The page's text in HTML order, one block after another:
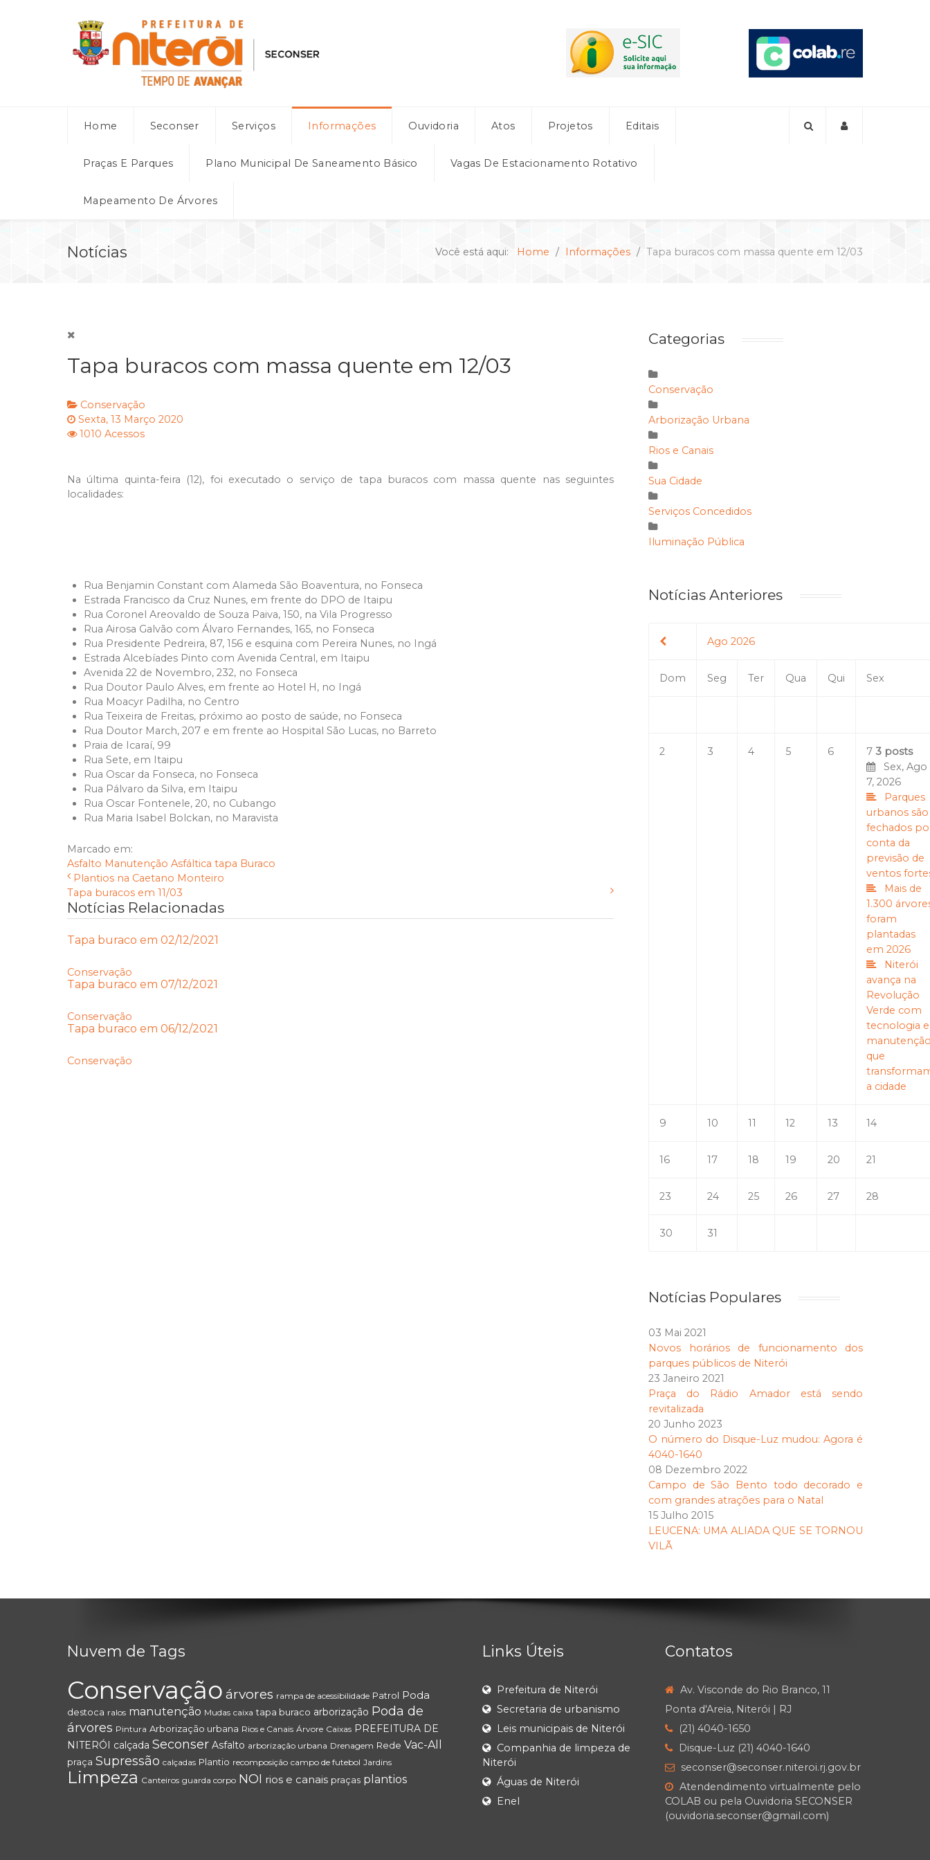
Home Seconser Serviços Informações Ouvidoria Atos Projetos Editais
Praças E Parques Plano Municipal De Saneamento Básico Vagas De Estacionamento Rotativo
Mapeamento De Árvores
Notícias Você está aqui: Home Informações Tapa buracos com massa quente em 12/03
Tapa buracos com massa quente em 12/03
Conservação
Sexta, 13 Março 2020
1010 Acessos
Na última quinta-feira (12), foi executado o serviço de tapa buracos com massa quente nas seguintes
localidades:
Rua Benjamin Constant com Alameda São Boaventura, no Fonseca
Estrada Francisco da Cruz Nunes, em frente do DPO de Itaipu
Rua Coronel Areovaldo de Souza Paiva, 150, na Vila Progresso
Rua Airosa Galvão com Álvaro Fernandes, 165, no Fonseca
Rua Presidente Pedreira, 87, 156 e esquina com Pereira Nunes, no Ingá
Estrada Alcebíades Pinto com Avenida Central, em Itaipu
Avenida 22 de Novembro, 232, no Fonseca
Rua Doutor Paulo Alves, em frente ao Hotel H, no Ingá
Rua Moacyr Padilha, no Centro
Rua Teixeira de Freitas, próximo ao posto de saúde, no Fonseca
Rua Doutor March, 207 e em frente ao Hospital São Lucas, no Barreto
Praia de Icaraí, 99
Rua Sete, em Itaipu
Rua Oscar da Fonseca, no Fonseca
Rua Pálvaro da Silva, em Itaipu
Rua Oscar Fontenele, 20, no Cubango
Rua Maria Isabel Bolckan, no Maravista
Marcado em:
Asfalto Manutenção Asfáltica tapa Buraco
Plantios na Caetano Monteiro
Tapa buracos em 11/03
Notícias Relacionadas
Tapa buraco em 02/12/2021
Conservação
Tapa buraco em 07/12/2021
Conservação
Tapa buraco em 06/12/2021
Conservação
Categorias
Conservação
Arborização Urbana
Rios e Canais
Sua Cidade
Serviços Concedidos
Iluminação Pública
Notícias Anteriores
Ago 2026
Dom Seg Ter Qua Qui Sex
2 3 4 5 6 7 3 posts
Sex, Ago
7, 2026
Parques
urbanos são
fechados
conta da
previsão de
ventos
Mais de
1.300
foram
plantadas
em 2026
Niterói
avança na
Revolução
Verde com
tecnologia e
que
a cidade
9 10 11 12 13 14
16 17 18 19 20 21
23 24 25 26 27 28
30 31
Notícias Populares
03 Mai 2021
Novos horários de funcionamento dos
parques públicos de Niterói
23 Janeiro 2021
Praça do Rádio Amador está sendo
revitalizada
20 Junho 2023
O número do Disque-Luz mudou: Agora é
4040-1640
08 Dezembro 2022
Campo de São Bento todo decorado e
com grandes atrações para o Natal
15 Julho 2015
LEUCENA: UMA ALIADA QUE SE TORNOU
VILÃ
Nuvem de Tags
Conservação árvores rampa de acessibilidade Patrol Poda
destoca ralos manutenção Mudas caixa tapa buraco arborização Poda de
árvores Pintura Arborização urbana Rios e Canais Árvore Caixas PREFEITURA DE
NITERÓI calçada Seconser Asfalto arborização urbana Drenagem Rede Vac-All
praça Supressão calçadas Plantio recomposição campo de futebol Jardins
Limpeza Canteiros guarda corpo NOI rios e canais praças plantios
Links Úteis
Prefeitura de Niterói
Secretaria de urbanismo
Leis municipais de Niterói
Companhia de limpeza de
Niterói
Águas de Niterói
Enel
Contatos
Av. Visconde do Rio Branco, 11
Ponta d'Areia, Niterói | RJ
(21) 4040-1650
Disque-Luz (21) 4040-1640
seconser@seconser.niteroi.rj.gov.br
Atendendimento virtualmente pelo
COLAB ou pela Ouvidoria SECONSER
(ouvidoria.seconser@gmail.com)